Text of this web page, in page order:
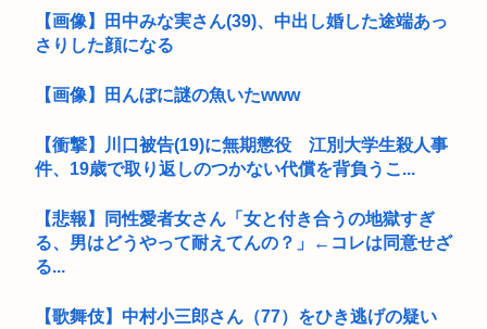
【画像】田中みな実さん(39)、中出し婚した途端あっ
さりした顔になる
【画像】田んぼに謎の魚いたwww
【衝撃】川口被告(19)に無期懲役 江別大学生殺人事
件、19歳で取り返しのつかない代償を背負うこ...
【悲報】同性愛者女さん「女と付き合うの地獄すぎ
る、男はどうやって耐えてんの？」←コレは同意せざ
る...
【歌舞伎】中村小三郎さん（77）をひき逃げの疑い